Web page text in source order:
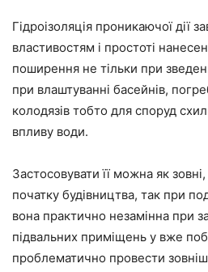
Гідроізоляція проникаючої дії
властивостям і простоті
поширення не тільки при
при влаштуванні басейнів,
колодязів тобто для споруд
впливу води.
Застосовувати її можна як
початку будівництва, так при
вона практично незамінна при
підвальних приміщень у вже
проблематично провести